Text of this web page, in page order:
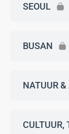
SEOUL
BUSAN
NATUUR
CULTUUR,